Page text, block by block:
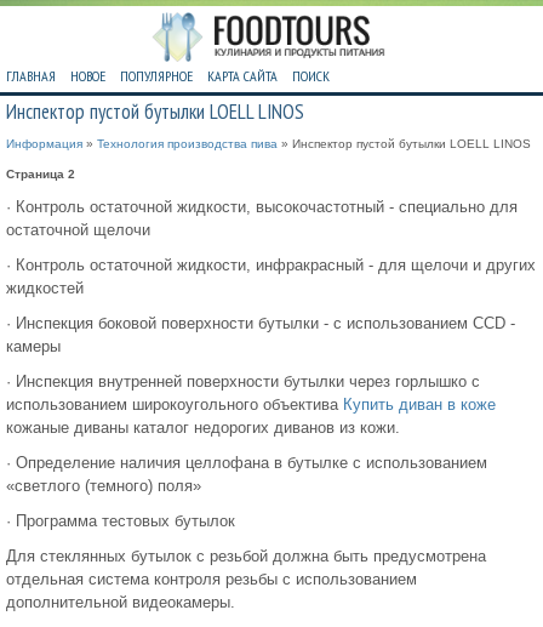
ГЛАВНАЯ НОВОЕ ПОПУЛЯРНОЕ КАРТА САЙТА ПОИСК
Инспектор пустой бутылки LOELL LINOS
Информация » Технология производства пива » Инспектор пустой бутылки LOELL LINOS
Страница 2
· Контроль остаточной жидкости, высокочастотный - специально для
остаточной щелочи
· Контроль остаточной жидкости, инфракрасный - для щелочи и других
жидкостей
· Инспекция боковой поверхности бутылки - с использованием CCD -
камеры
· Инспекция внутренней поверхности бутылки через горлышко с
использованием широкоугольного объектива Купить диван в коже
кожаные диваны каталог недорогих диванов из кожи.
· Определение наличия целлофана в бутылке с использованием
«светлого (темного) поля»
· Программа тестовых бутылок
Для стеклянных бутылок с резьбой должна быть предусмотрена
отдельная система контроля резьбы с использованием
дополнительной видеокамеры.